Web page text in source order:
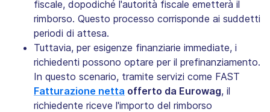
fiscale, dopodiché l'autorità fiscale emetterà il
rimborso. Questo processo corrisponde ai suddetti
periodi di attesa.
Tuttavia, per esigenze finanziarie immediate, i
richiedenti possono optare per il prefinanziamento.
In questo scenario, tramite servizi come FAST
Fatturazione netta offerto da Eurowag, il
richiedente riceve l'importo del rimborso